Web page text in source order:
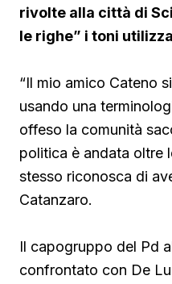
rivolte alla città di
le righe” i toni
“Il mio amico Cateno
usando una
offeso la comunità
politica è andata oltre
stesso riconosca di
Catanzaro.
Il capogruppo del Pd
confrontato con De